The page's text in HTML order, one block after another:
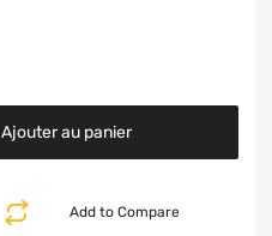
Ajouter au panier
Add to Compare